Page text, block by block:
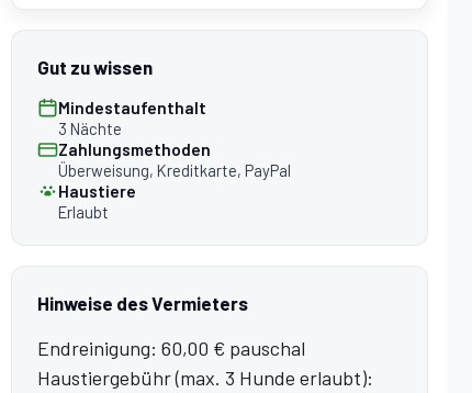
Gut zu wissen
Mindestaufenthalt
3 Nächte
Zahlungsmethoden
Überweisung, Kreditkarte, PayPal
Haustiere
Erlaubt
Hinweise des Vermieters
Endreinigung: 60,00 € pauschal
Haustiergebühr (max. 3 Hunde erlaubt):